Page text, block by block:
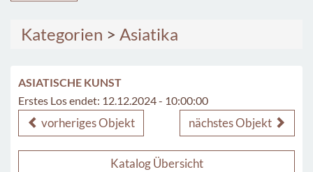
Kategorien > Asiatika
ASIATISCHE KUNST
Erstes Los endet: 12.12.2024 - 10:00:00
vorheriges Objekt nächstes Objekt
Katalog Übersicht